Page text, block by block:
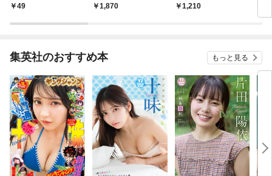
￥49
の「入口」「根っこ」
￥1,870
￥1,210
集英社のおすすめ本 もっと見る